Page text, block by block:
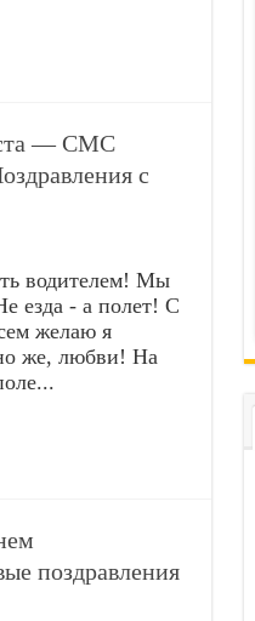
— СМС
с
водителем! Мы
езда - а полет! С
желаю я
же, любви! На
поздравления